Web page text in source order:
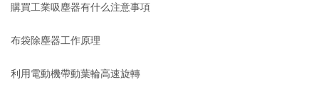
維護？
購買工業吸塵器有什么注意事項
布袋除塵器工作原理
利用電動機帶動葉輪高速旋轉